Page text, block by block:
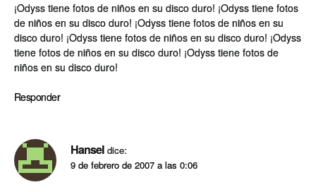
¡Odyss tiene fotos de niños en su disco duro! ¡Odyss tiene fotos
de niños en su disco duro! ¡Odyss tiene fotos de niños en su
disco duro! ¡Odyss tiene fotos de niños en su disco duro! ¡Odyss
tiene fotos de niños en su disco duro! ¡Odyss tiene fotos de
niños en su disco duro!
Responder
Hansel dice:
9 de febrero de 2007 a las 0:06